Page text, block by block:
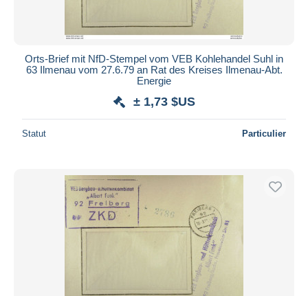
Orts-Brief mit NfD-Stempel vom VEB Kohlehandel Suhl in
63 Ilmenau vom 27.6.79 an Rat des Kreises Ilmenau-Abt.
Energie
± 1,73 $US
Statut Particulier